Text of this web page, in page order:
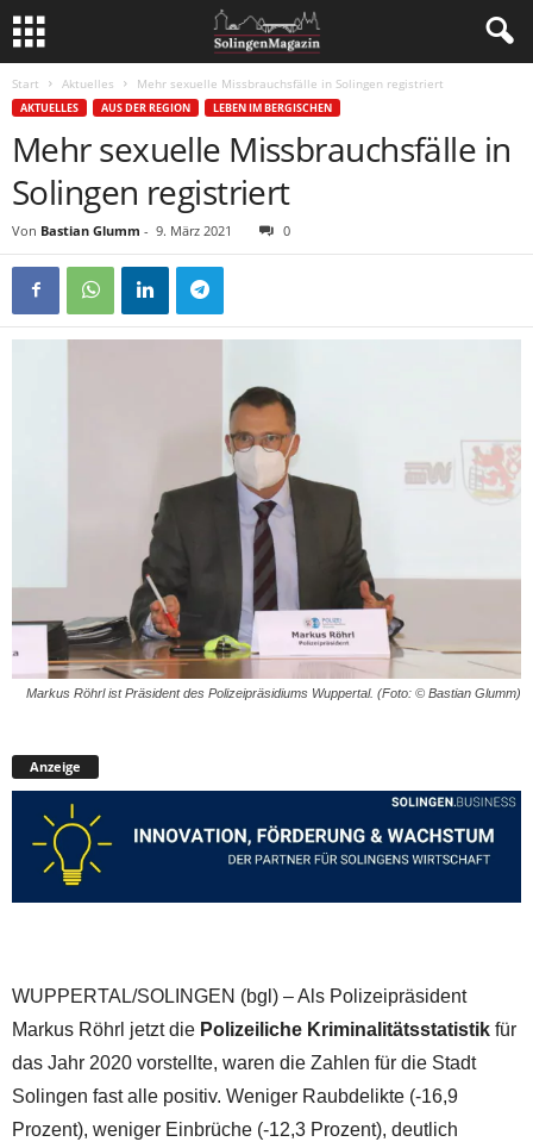
Start Aktuelles Mehr sexuelle Missbrauchsfälle in Solingen registriert
AKTUELLES AUS DER REGION LEBEN IM BERGISCHEN
Mehr sexuelle Missbrauchsfälle in
Solingen registriert
Von Bastian Glumm - 9. März 2021 0
Markus Röhrl ist Präsident des Polizeipräsidiums Wuppertal. (Foto: © Bastian Glumm)
Anzeige
WUPPERTAL/SOLINGEN (bgl) – Als Polizeipräsident
Markus Röhrl jetzt die Polizeiliche Kriminalitätsstatistik für
das Jahr 2020 vorstellte, waren die Zahlen für die Stadt
Solingen fast alle positiv. Weniger Raubdelikte (-16,9
Prozent), weniger Einbrüche (-12,3 Prozent), deutlich